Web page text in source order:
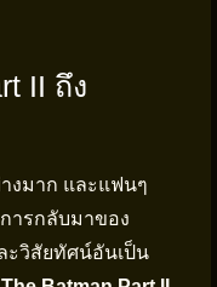
II ถึง
งมาก และแฟนๆ
ารกลับมาของ
ะวิสัยทัศน์อันเป็น